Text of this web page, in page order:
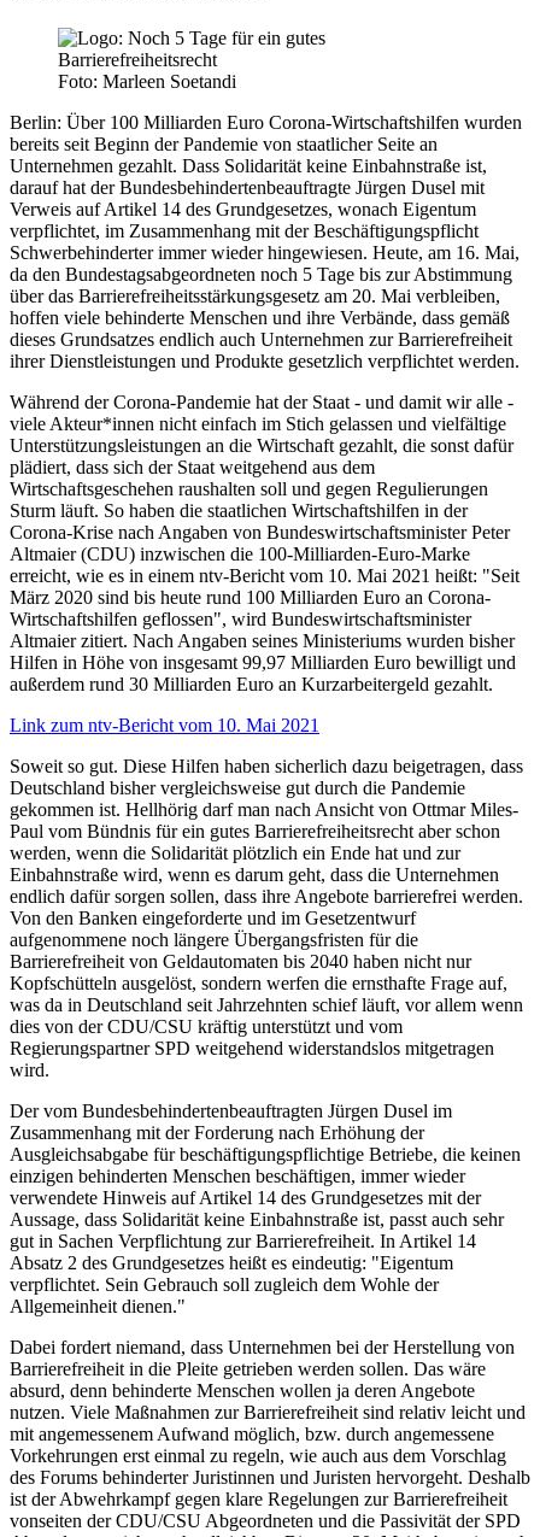
Foto: Marleen Soetandi
Berlin: Über 100 Milliarden Euro Corona-Wirtschaftshilfen wurden
bereits seit Beginn der Pandemie von staatlicher Seite an
Unternehmen gezahlt. Dass Solidarität keine Einbahnstraße ist,
darauf hat der Bundesbehindertenbeauftragte Jürgen Dusel mit
Verweis auf Artikel 14 des Grundgesetzes, wonach Eigentum
verpflichtet, im Zusammenhang mit der Beschäftigungspflicht
Schwerbehinderter immer wieder hingewiesen. Heute, am 16. Mai,
da den Bundestagsabgeordneten noch 5 Tage bis zur Abstimmung
über das Barrierefreiheitsstärkungsgesetz am 20. Mai verbleiben,
hoffen viele behinderte Menschen und ihre Verbände, dass gemäß
dieses Grundsatzes endlich auch Unternehmen zur Barrierefreiheit
ihrer Dienstleistungen und Produkte gesetzlich verpflichtet werden.
Während der Corona-Pandemie hat der Staat - und damit wir alle -
viele Akteur*innen nicht einfach im Stich gelassen und vielfältige
Unterstützungsleistungen an die Wirtschaft gezahlt, die sonst dafür
plädiert, dass sich der Staat weitgehend aus dem
Wirtschaftsgeschehen raushalten soll und gegen Regulierungen
Sturm läuft. So haben die staatlichen Wirtschaftshilfen in der
Corona-Krise nach Angaben von Bundeswirtschaftsminister Peter
Altmaier (CDU) inzwischen die 100-Milliarden-Euro-Marke
erreicht, wie es in einem ntv-Bericht vom 10. Mai 2021 heißt: "Seit
März 2020 sind bis heute rund 100 Milliarden Euro an Corona-
Wirtschaftshilfen geflossen", wird Bundeswirtschaftsminister
Altmaier zitiert. Nach Angaben seines Ministeriums wurden bisher
Hilfen in Höhe von insgesamt 99,97 Milliarden Euro bewilligt und
außerdem rund 30 Milliarden Euro an Kurzarbeitergeld gezahlt.
Link zum ntv-Bericht vom 10. Mai 2021
Soweit so gut. Diese Hilfen haben sicherlich dazu beigetragen, dass
Deutschland bisher vergleichsweise gut durch die Pandemie
gekommen ist. Hellhörig darf man nach Ansicht von Ottmar Miles-
Paul vom Bündnis für ein gutes Barrierefreiheitsrecht aber schon
werden, wenn die Solidarität plötzlich ein Ende hat und zur
Einbahnstraße wird, wenn es darum geht, dass die Unternehmen
endlich dafür sorgen sollen, dass ihre Angebote barrierefrei werden.
Von den Banken eingeforderte und im Gesetzentwurf
aufgenommene noch längere Übergangsfristen für die
Barrierefreiheit von Geldautomaten bis 2040 haben nicht nur
Kopfschütteln ausgelöst, sondern werfen die ernsthafte Frage auf,
was da in Deutschland seit Jahrzehnten schief läuft, vor allem wenn
dies von der CDU/CSU kräftig unterstützt und vom
Regierungspartner SPD weitgehend widerstandslos mitgetragen
wird.
Der vom Bundesbehindertenbeauftragten Jürgen Dusel im
Zusammenhang mit der Forderung nach Erhöhung der
Ausgleichsabgabe für beschäftigungspflichtige Betriebe, die keinen
einzigen behinderten Menschen beschäftigen, immer wieder
verwendete Hinweis auf Artikel 14 des Grundgesetzes mit der
Aussage, dass Solidarität keine Einbahnstraße ist, passt auch sehr
gut in Sachen Verpflichtung zur Barrierefreiheit. In Artikel 14
Absatz 2 des Grundgesetzes heißt es eindeutig: "Eigentum
verpflichtet. Sein Gebrauch soll zugleich dem Wohle der
Allgemeinheit dienen."
Dabei fordert niemand, dass Unternehmen bei der Herstellung von
Barrierefreiheit in die Pleite getrieben werden sollen. Das wäre
absurd, denn behinderte Menschen wollen ja deren Angebote
nutzen. Viele Maßnahmen zur Barrierefreiheit sind relativ leicht und
mit angemessenem Aufwand möglich, bzw. durch angemessene
Vorkehrungen erst einmal zu regeln, wie auch aus dem Vorschlag
des Forums behinderter Juristinnen und Juristen hervorgeht. Deshalb
ist der Abwehrkampf gegen klare Regelungen zur Barrierefreiheit
vonseiten der CDU/CSU Abgeordneten und die Passivität der SPD